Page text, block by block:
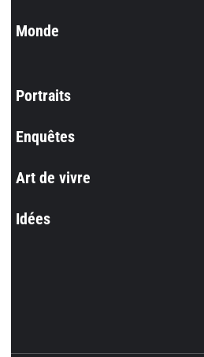
Monde
Portraits
Enquêtes
Art de vivre
Idées